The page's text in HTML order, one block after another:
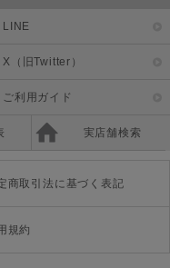
LINE
X（旧Twitter）
ご利用ガイド
実店舗検索
商取引法に基づく表記
規約